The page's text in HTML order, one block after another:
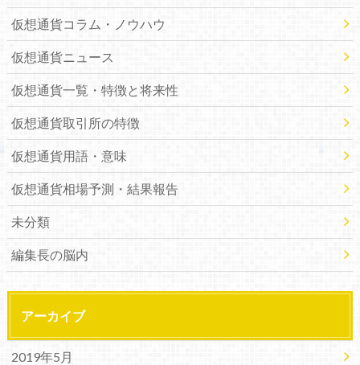
仮想通貨コラム・ノウハウ
仮想通貨ニュース
仮想通貨一覧・特徴と将来性
仮想通貨取引所の特徴
仮想通貨用語・意味
仮想通貨相場予測・結果報告
未分類
編集長の脳内
アーカイブ
2019年5月